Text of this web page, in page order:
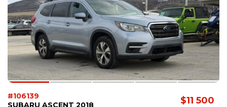
$11 500
#106139
SUBARU ASCENT 2018